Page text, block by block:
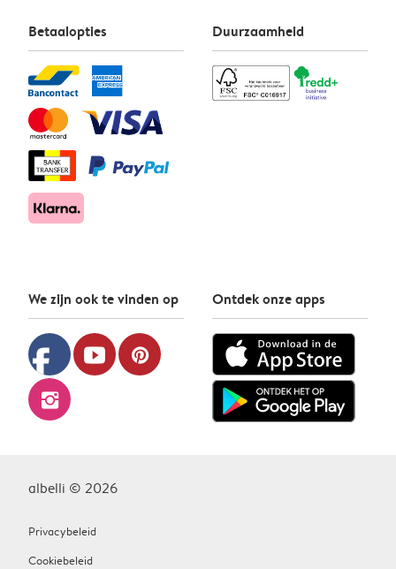
Betaalopties Duurzaamheid
We zijn ook te vinden op
facebook youtube pinterest
instagram
Ontdek onze apps
albelli © 2026
Privacybeleid
Cookiebeleid